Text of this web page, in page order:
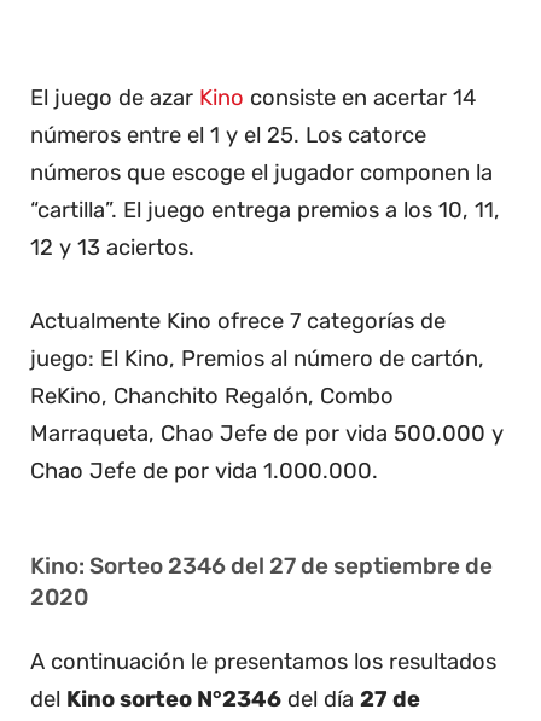
El juego de azar Kino consiste en acertar 14
números entre el 1 y el 25. Los catorce
números que escoge el jugador componen la
“cartilla”. El juego entrega premios a los 10, 11,
12 y 13 aciertos.
Actualmente Kino ofrece 7 categorías de
juego: El Kino, Premios al número de cartón,
ReKino, Chanchito Regalón, Combo
Marraqueta, Chao Jefe de por vida 500.000 y
Chao Jefe de por vida 1.000.000.
Kino: Sorteo 2346 del 27 de septiembre de
2020
A continuación le presentamos los resultados
del Kino sorteo N°2346 del día 27 de